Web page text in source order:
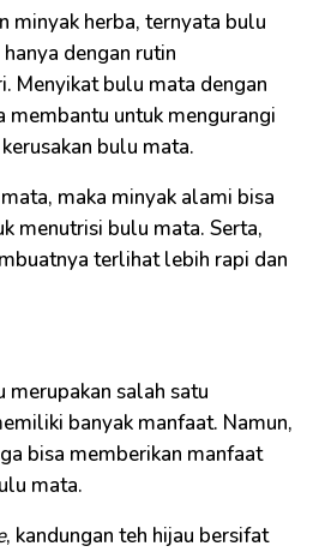
minyak herba, ternyata bulu
dengan rutin
Menyikat bulu mata dengan
membantu untuk mengurangi
bulu mata.
maka minyak alami bisa
menutrisi bulu mata. Serta,
terlihat lebih rapi dan
merupakan salah satu
banyak manfaat. Namun,
bisa memberikan manfaat
mata.
, kandungan teh hijau bersifat